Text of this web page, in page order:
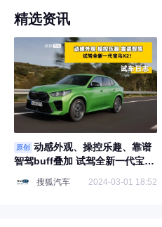
精选资讯
原创
动感外观、操控乐趣、靠谱
智驾buff叠加 试驾全新一代宝马
搜狐汽车 2024-03-01 18:52